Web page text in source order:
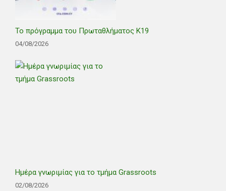
Το πρόγραμμα του Πρωταθλήματος Κ19
04/08/2026
Ημέρα γνωριμίας για το τμήμα Grassroots
02/08/2026